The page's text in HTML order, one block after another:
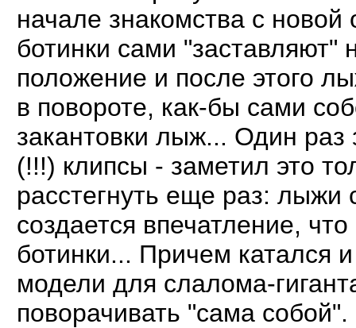
начале знакомства с
ботинки сами "заставляют"
положение и после этого
в повороте, как-бы сами
закантовки лыж... Один раз
(!!!) клипсы - заметил это
расстегнуть еще раз: лыжи
создается впечатление,
ботинки... Причем катался
модели для слалома-
поворачивать "сама собой".